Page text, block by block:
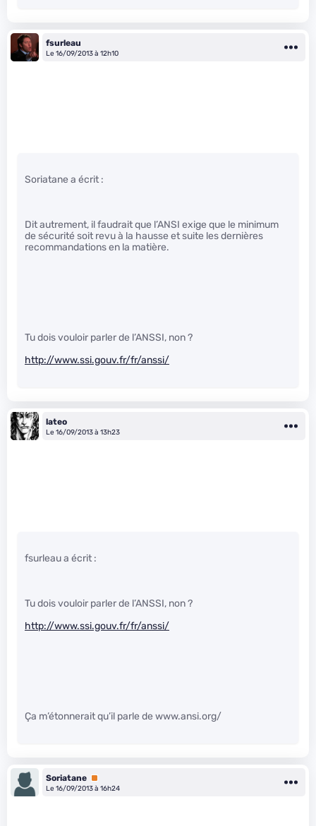
fsurleau
Le 16/09/2013 à 12h10
Soriatane a écrit :
Dit autrement, il faudrait que l’ANSI exige que le minimum
de sécurité soit revu à la hausse et suite les dernières
recommandations en la matière.
Tu dois vouloir parler de l’ANSSI, non ?
http://www.ssi.gouv.fr/fr/anssi/
lateo
Le 16/09/2013 à 13h23
fsurleau a écrit :
Tu dois vouloir parler de l’ANSSI, non ?
http://www.ssi.gouv.fr/fr/anssi/
Ça m’étonnerait qu’il parle de www.ansi.org/
Soriatane Premium
Le 16/09/2013 à 16h24